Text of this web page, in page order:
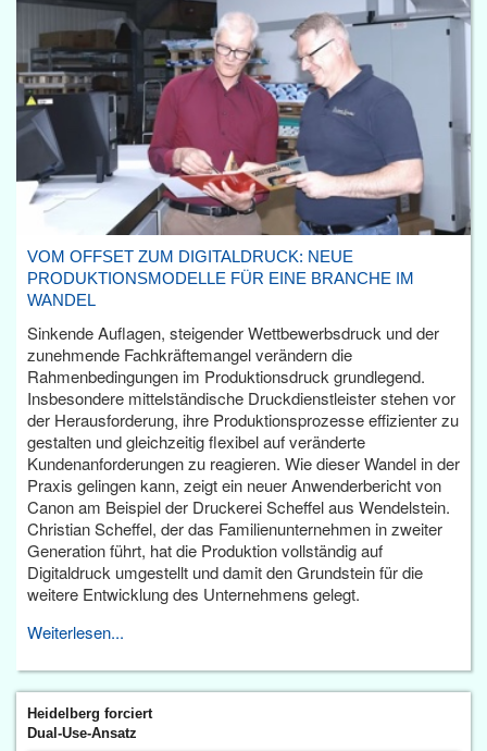
VOM OFFSET ZUM DIGITALDRUCK: NEUE
PRODUKTIONSMODELLE FÜR EINE BRANCHE IM
WANDEL
Sinkende Auflagen, steigender Wettbewerbsdruck und der
zunehmende Fachkräftemangel verändern die
Rahmenbedingungen im Produktionsdruck grundlegend.
Insbesondere mittelständische Druckdienstleister stehen vor
der Herausforderung, ihre Produktionsprozesse effizienter zu
gestalten und gleichzeitig flexibel auf veränderte
Kundenanforderungen zu reagieren. Wie dieser Wandel in der
Praxis gelingen kann, zeigt ein neuer Anwenderbericht von
Canon am Beispiel der Druckerei Scheffel aus Wendelstein.
Christian Scheffel, der das Familienunternehmen in zweiter
Generation führt, hat die Produktion vollständig auf
Digitaldruck umgestellt und damit den Grundstein für die
weitere Entwicklung des Unternehmens gelegt.
Weiterlesen...
Heidelberg forciert
Dual-Use-Ansatz